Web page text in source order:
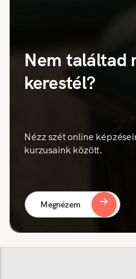
Nem találtad
kerestél?
Nézz szét online
kurzusaink között.
Megnézem